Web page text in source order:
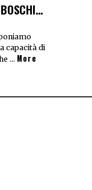
capacità di
… More